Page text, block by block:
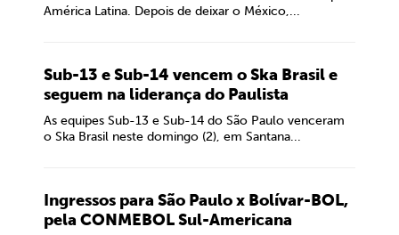
América Latina. Depois de deixar o México,...
Sub-13 e Sub-14 vencem o Ska Brasil e
seguem na liderança do Paulista
As equipes Sub-13 e Sub-14 do São Paulo venceram
o Ska Brasil neste domingo (2), em Santana...
Ingressos para São Paulo x Bolívar-BOL,
pela CONMEBOL Sul-Americana